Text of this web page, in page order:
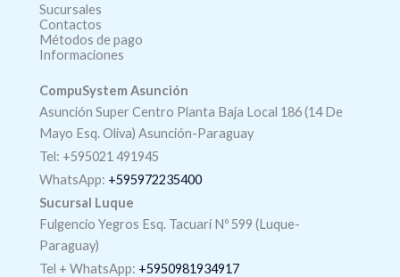
Sucursales
Contactos
Métodos de pago
Informaciones
CompuSystem Asunción
Asunción Super Centro Planta Baja Local 186 (14 De
Mayo Esq. Oliva) Asunción-Paraguay
Tel: +595021 491945
WhatsApp: +595972235400
Sucursal Luque
Fulgencio Yegros Esq. Tacuarí Nº 599 (Luque-
Paraguay)
Tel + WhatsApp: +5950981934917